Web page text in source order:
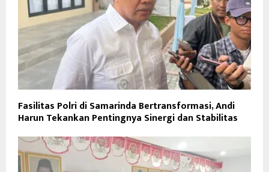
Fasilitas Polri di Samarinda Bertransformasi, Andi
Harun Tekankan Pentingnya Sinergi dan Stabilitas